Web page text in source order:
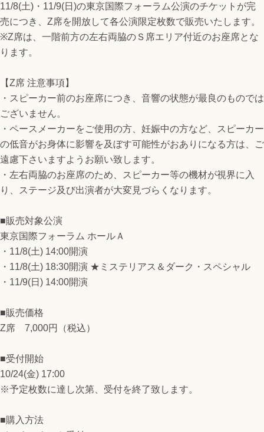
11/8(土)・11/9(日)の東京国際フォーラム公演のチケットが完
売につき、Z席を開放して各公演限定枚数で販売いたします。
※Z席は、一階前方の左右両脇のＳ席エリア付近のお座席とな
ります。
【Z席 注意事項】
・スピーカー前のお座席につき、音響の状態が最良のものでは
ございません。
・ペースメーカーをご使用の方、妊娠中の方など、スピーカー
の低音がお身体に影響を及ぼす可能性がおありになる方は、ご
遠慮下さいますようお願い致します。
・左右両脇のお座席のため、スピーカー等の機材が視界に入
り、ステージ及び出演者が大変見づらくなります。
■販売対象公演
東京国際フォーラム ホールＡ
・11/8(土) 14:00開演
・11/8(土) 18:30開演 ★ミステリアス＆ダーク・スペシャル
・11/9(日) 14:00開演
■販売価格
Z席 7,000円（税込）
■受付開始
10/24(金) 17:00
※予定枚数に達し次第、受付を終了致します。
■購入方法